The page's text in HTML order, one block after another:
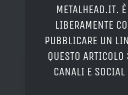
METALHEAD.IT.
LIBERAMENTE
PUBBLICARE UN
QUESTO
CANALI E SOCIAL